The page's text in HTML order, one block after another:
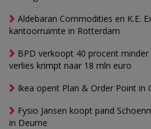
Aldebaran Commodities en K.E.
kantoorruimte in Rotterdam
BPD verkoopt 40 procent minder
verlies krimpt naar 18 mln euro
Ikea opent Plan & Order Point in
Fysio Jansen koopt pand
in Deurne